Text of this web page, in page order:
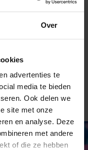
Over
advertenties te
media te bieden
Ook delen we
site met onze
en analyse. Deze
met andere
of die ze hebben
1,2 kg